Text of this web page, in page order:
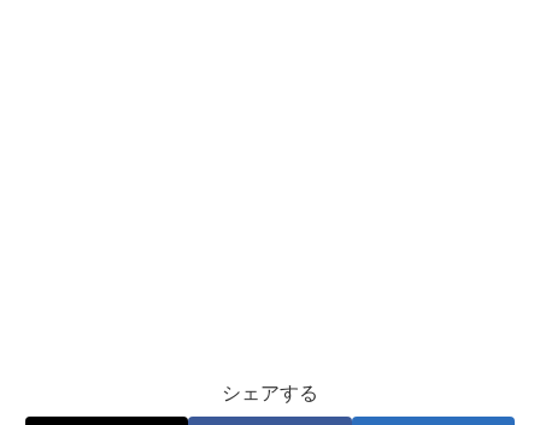
シェアする